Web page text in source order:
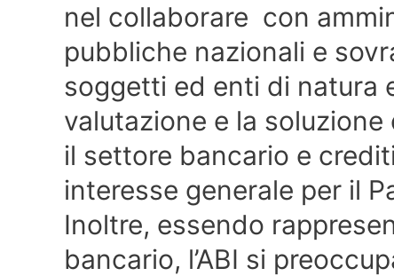
nel collaborare con
pubbliche nazionali e
soggetti ed enti di natura
valutazione e la
il settore bancario e
interesse generale per il
Inoltre, essendo
bancario, l’ABI si